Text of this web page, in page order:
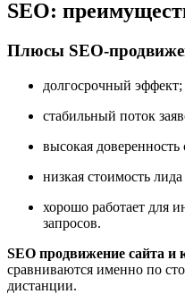
SEO:
Плюсы SEO-
долгосрочный эффект;
стабильный поток
высокая доверенность
низкая стоимость
хорошо работает для
запросов.
SEO продвижение сайта и
сравниваются именно по
дистанции.